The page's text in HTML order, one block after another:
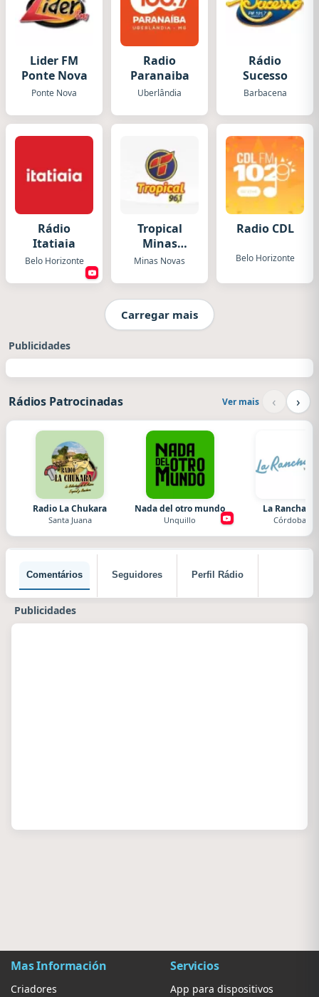
Lider FM
Ponte Nova
Ponte Nova
Radio
Paranaiba
Uberlândia
Rádio
Sucesso
Barbacena
Rádio
Itatiaia
Belo Horizonte
Tropical
Minas
Novas
Minas Novas
Radio CDL
Belo Horizonte
Carregar mais
Publicidades
Rádios Patrocinadas Ver mais ‹ ›
Radio La Chukara
Santa Juana
Nada del otro mundo
Unquillo
La Ranchada
Córdoba
Comentários Seguidores Perfil Rádio
Publicidades
Mas Información
Criadores
Servicios
App para dispositivos